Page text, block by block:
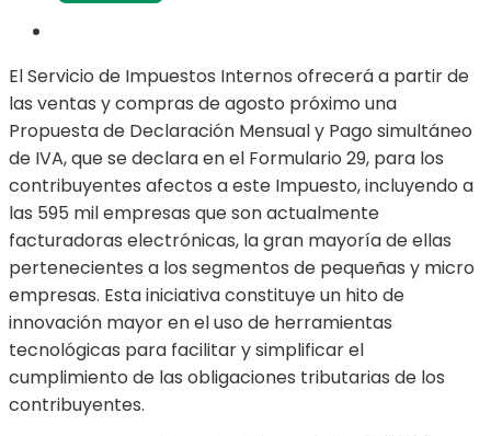
El Servicio de Impuestos Internos ofrecerá a partir de
las ventas y compras de agosto próximo una
Propuesta de Declaración Mensual y Pago simultáneo
de IVA, que se declara en el Formulario 29, para los
contribuyentes afectos a este Impuesto, incluyendo a
las 595 mil empresas que son actualmente
facturadoras electrónicas, la gran mayoría de ellas
pertenecientes a los segmentos de pequeñas y micro
empresas. Esta iniciativa constituye un hito de
innovación mayor en el uso de herramientas
tecnológicas para facilitar y simplificar el
cumplimiento de las obligaciones tributarias de los
contribuyentes.